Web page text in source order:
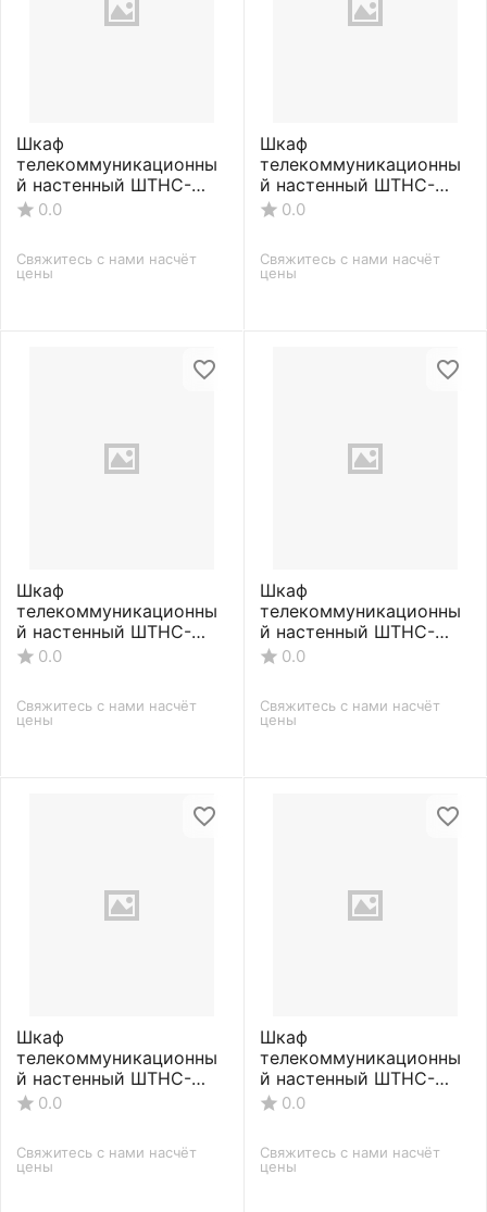
Шкаф
телекоммуникационны
й настенный ШТНС-
С-18U-600-350-П-
0.0
Свяжитесь с нами насчёт
цены
Шкаф
телекоммуникационны
й настенный ШТНС-
С-18U-600-450-П-
0.0
Свяжитесь с нами насчёт
цены
Шкаф
телекоммуникационны
й настенный ШТНС-
С-18U-600-550-П-
0.0
Свяжитесь с нами насчёт
цены
Шкаф
телекоммуникационны
й настенный ШТНС-
С-18U-600-650-П-
0.0
Свяжитесь с нами насчёт
цены
Шкаф
телекоммуникационны
й настенный ШТНС-
С-6U-600-350-П-
0.0
Свяжитесь с нами насчёт
цены
Шкаф
телекоммуникационны
й настенный ШТНС-
С-6U-600-450-П-
0.0
Свяжитесь с нами насчёт
цены